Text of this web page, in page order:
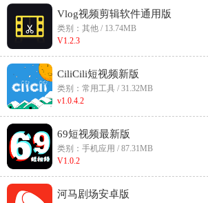
Vlog视频剪辑软件通用版
类别：其他 / 13.74MB
V1.2.3
CiliCili短视频新版
类别：常用工具 / 31.32MB
v1.0.4.2
69短视频最新版
类别：手机应用 / 87.31MB
V1.0.2
河马剧场安卓版